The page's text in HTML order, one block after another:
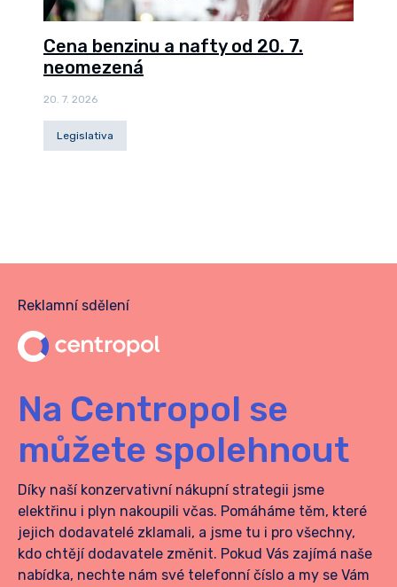
Cena benzinu a nafty od 20. 7.
neomezená
20. 7. 2026
Legislativa
Reklamní sdělení
Na Centropol se
můžete spolehnout
Díky naší konzervativní nákupní strategii jsme
elektřinu i plyn nakoupili včas. Pomáháme těm, které
jejich dodavatelé zklamali, a jsme tu i pro všechny,
kdo chtějí dodavatele změnit. Pokud Vás zajímá naše
nabídka, nechte nám své telefonní číslo a my se Vám